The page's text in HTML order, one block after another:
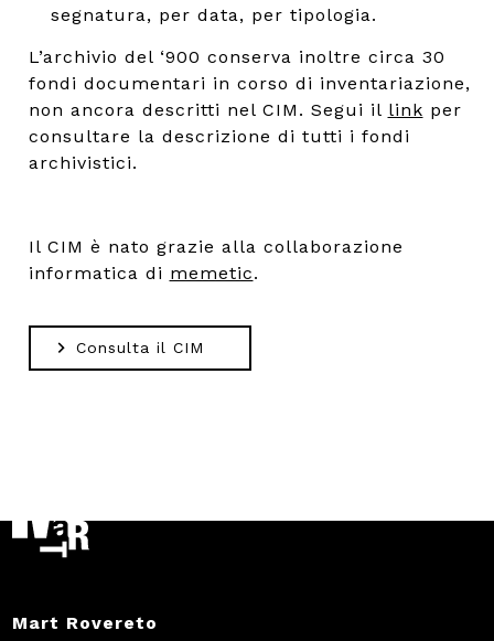
segnatura, per data, per tipologia.
L’archivio del ‘900 conserva inoltre circa 30
fondi documentari in corso di inventariazione,
non ancora descritti nel CIM. Segui il link per
consultare la descrizione di tutti i fondi
archivistici.
Il CIM è nato grazie alla collaborazione
informatica di memetic.
Consulta il CIM
Mart Rovereto